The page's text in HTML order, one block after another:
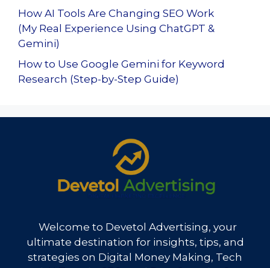
How AI Tools Are Changing SEO Work
(My Real Experience Using ChatGPT &
Gemini)
How to Use Google Gemini for Keyword
Research (Step-by-Step Guide)
Welcome to Devetol Advertising, your
ultimate destination for insights, tips, and
strategies on Digital Money Making, Tech